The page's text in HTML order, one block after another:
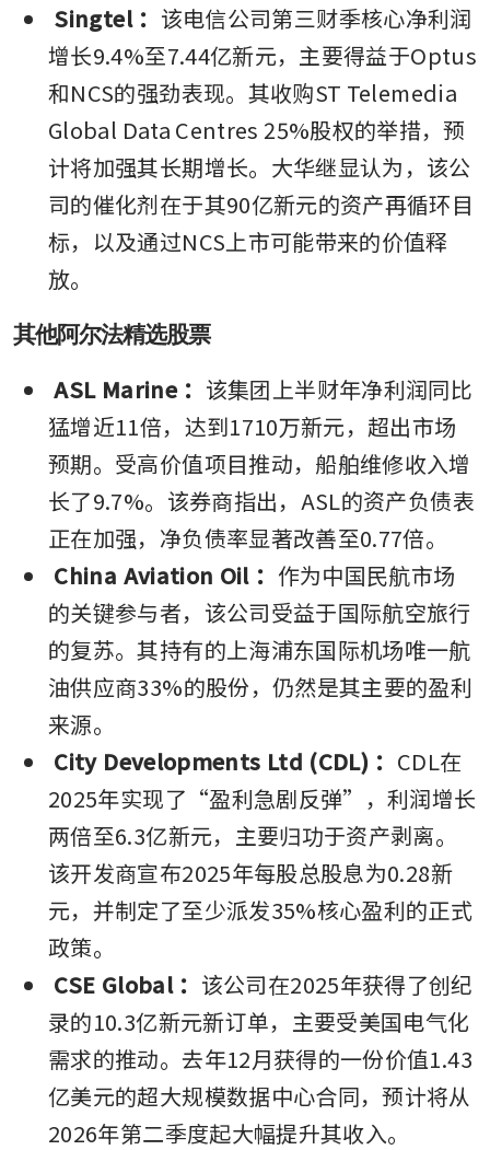
Singtel ： 该电信公司第三财季核心净利润
增长9.4%至7.44亿新元，主要得益于Optus
和NCS的强劲表现。其收购ST Telemedia
Global Data Centres 25%股权的举措，预
计将加强其长期增长。大华继显认为，该公
司的催化剂在于其90亿新元的资产再循环目
标，以及通过NCS上市可能带来的价值释
放。
其他阿尔法精选股票
ASL Marine ： 该集团上半财年净利润同比
猛增近11倍，达到1710万新元，超出市场
预期。受高价值项目推动，船舶维修收入增
长了9.7%。该券商指出，ASL的资产负债表
正在加强，净负债率显著改善至0.77倍。
China Aviation Oil ： 作为中国民航市场
的关键参与者，该公司受益于国际航空旅行
的复苏。其持有的上海浦东国际机场唯一航
油供应商33%的股份，仍然是其主要的盈利
来源。
City Developments Ltd (CDL) ： CDL在
2025年实现了“盈利急剧反弹”，利润增长
两倍至6.3亿新元，主要归功于资产剥离。
该开发商宣布2025年每股总股息为0.28新
元，并制定了至少派发35%核心盈利的正式
政策。
CSE Global ： 该公司在2025年获得了创纪
录的10.3亿新元新订单，主要受美国电气化
需求的推动。去年12月获得的一份价值1.43
亿美元的超大规模数据中心合同，预计将从
2026年第二季度起大幅提升其收入。